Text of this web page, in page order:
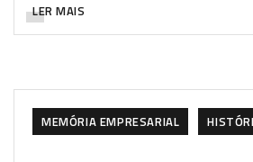
LER MAIS
MEMÓRIA EMPRESARIAL